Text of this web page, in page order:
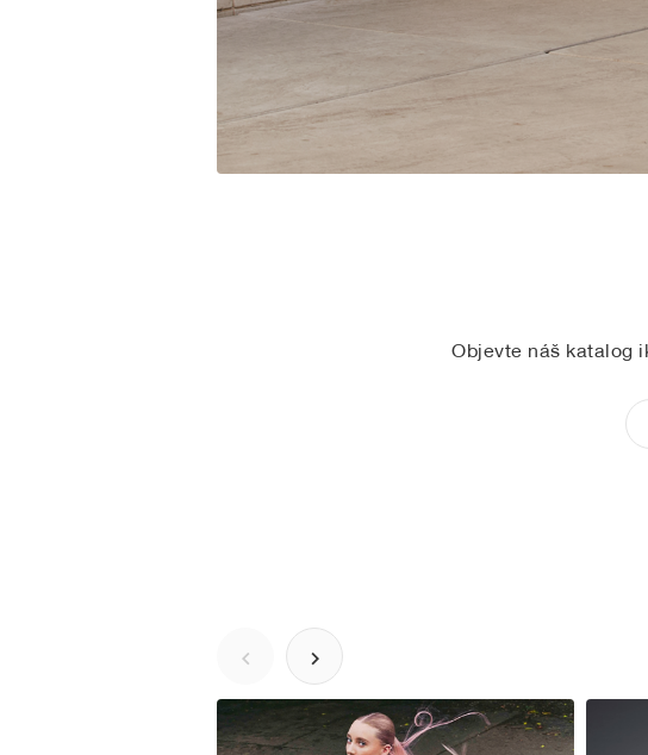
Objevte náš katalog